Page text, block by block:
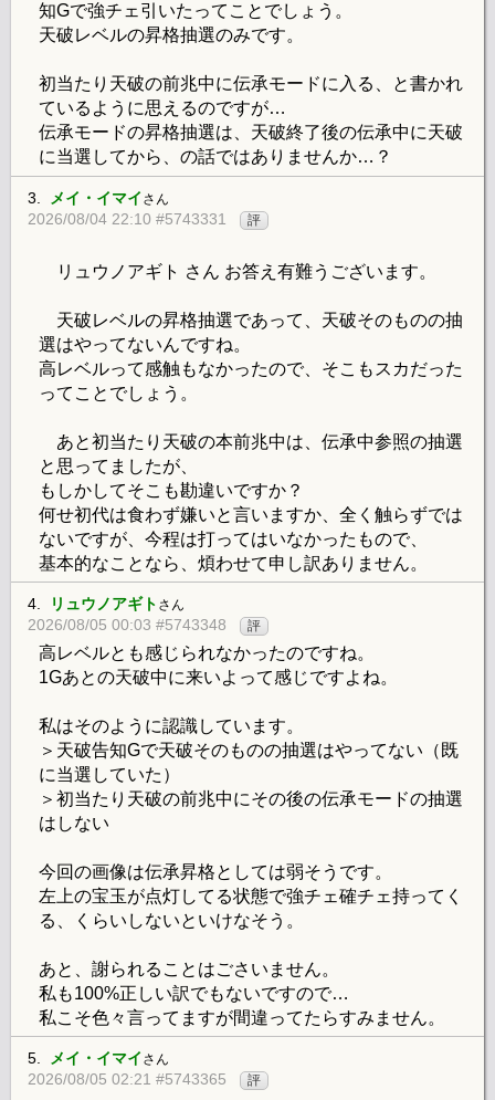
知Gで強チェ引いたってことでしょう。
天破レベルの昇格抽選のみです。
初当たり天破の前兆中に伝承モードに入る、と書かれ
ているように思えるのですが…
伝承モードの昇格抽選は、天破終了後の伝承中に天破
に当選してから、の話ではありませんか…？
3. メイ・イマイ さん
2026/08/04 22:10 #5743331 評
リュウノアギト さん お答え有難うございます。
天破レベルの昇格抽選であって、天破そのものの抽
選はやってないんですね。
高レベルって感触もなかったので、そこもスカだった
ってことでしょう。
あと初当たり天破の本前兆中は、伝承中参照の抽選
と思ってましたが、
もしかしてそこも勘違いですか？
何せ初代は食わず嫌いと言いますか、全く触らずでは
ないですが、今程は打ってはいなかったもので、
基本的なことなら、煩わせて申し訳ありません。
4. リュウノアギト さん
2026/08/05 00:03 #5743348 評
高レベルとも感じられなかったのですね。
1Gあとの天破中に来いよって感じですよね。
私はそのように認識しています。
＞天破告知Gで天破そのものの抽選はやってない（既
に当選していた）
＞初当たり天破の前兆中にその後の伝承モードの抽選
はしない
今回の画像は伝承昇格としては弱そうです。
左上の宝玉が点灯してる状態で強チェ確チェ持ってく
る、くらいしないといけなそう。
あと、謝られることはごさいません。
私も100%正しい訳でもないですので…
私こそ色々言ってますが間違ってたらすみません。
5. メイ・イマイ さん
2026/08/05 02:21 #5743365 評